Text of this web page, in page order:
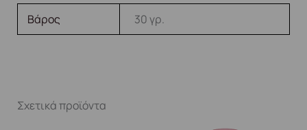
Βάρος 30 γρ.
Σχετικά προϊόντα